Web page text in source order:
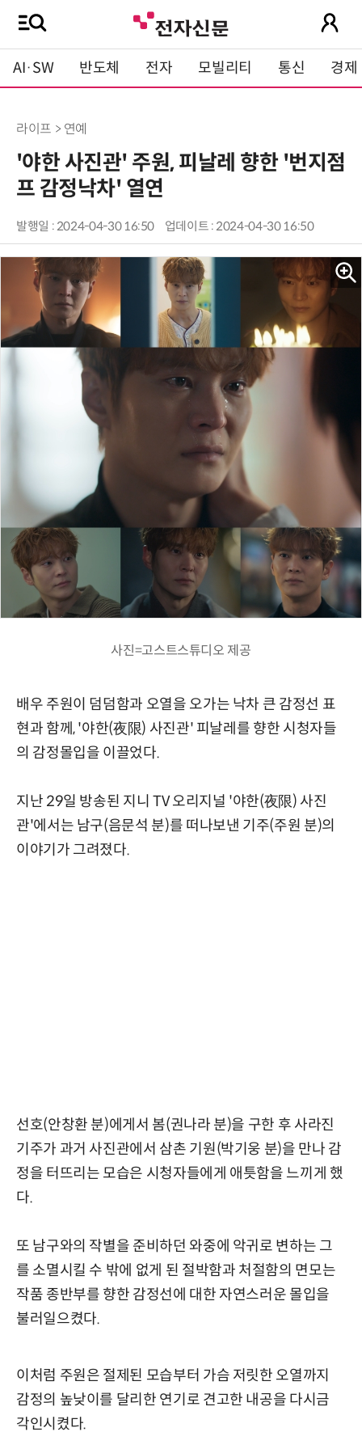
AI·SW 반도체 전자 모빌리티 통신 경제
라이프 > 연예
'야한 사진관' 주원, 피날레 향한 '번지점
프 감정낙차' 열연
발행일 : 2024-04-30 16:50 업데이트 : 2024-04-30 16:50
사진=고스트스튜디오 제공
배우 주원이 덤덤함과 오열을 오가는 낙차 큰 감정선 표
현과 함께, '야한(夜限) 사진관' 피날레를 향한 시청자들
의 감정몰입을 이끌었다.
지난 29일 방송된 지니 TV 오리지널 '야한(夜限) 사진
관'에서는 남구(음문석 분)를 떠나보낸 기주(주원 분)의
이야기가 그려졌다.
선호(안창환 분)에게서 봄(권나라 분)을 구한 후 사라진
기주가 과거 사진관에서 삼촌 기원(박기웅 분)을 만나 감
정을 터뜨리는 모습은 시청자들에게 애틋함을 느끼게 했
다.
또 남구와의 작별을 준비하던 와중에 악귀로 변하는 그
를 소멸시킬 수 밖에 없게 된 절박함과 처절함의 면모는
작품 종반부를 향한 감정선에 대한 자연스러운 몰입을
불러일으켰다.
이처럼 주원은 절제된 모습부터 가슴 저릿한 오열까지
감정의 높낮이를 달리한 연기로 견고한 내공을 다시금
각인시켰다.